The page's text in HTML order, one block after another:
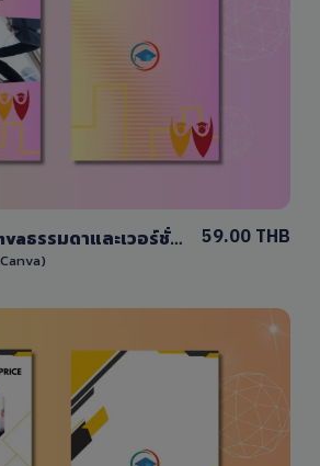
View Details
0 Sale
หน้าปกแก้ไขด้วยcanvaธรรมดาและเวอร์ชั่นพรีเมี่ยม 59.00 THB
View Details